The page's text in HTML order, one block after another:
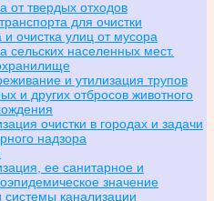
от твердых отходов
для очистки
и очистка улиц от мусора
сельских населенных мест.
и утилизация трупов
и других отбросов животного
очистки в городах и задачи
надзора
ее санитарное и
значение
канализации